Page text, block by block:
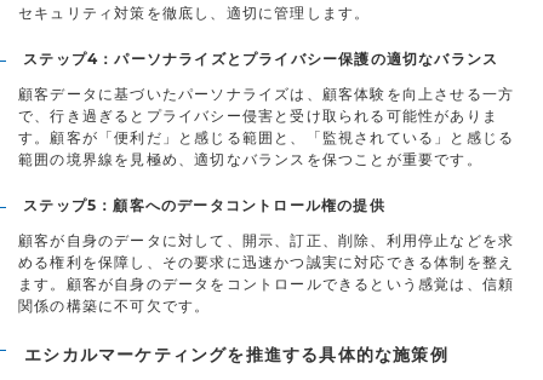
セキュリティ対策を徹底し、適切に管理します。
ステップ4：パーソナライズとプライバシー保護の適切なバランス
顧客データに基づいたパーソナライズは、顧客体験を向上させる一方
で、行き過ぎるとプライバシー侵害と受け取られる可能性がありま
す。顧客が「便利だ」と感じる範囲と、「監視されている」と感じる
範囲の境界線を見極め、適切なバランスを保つことが重要です。
ステップ5：顧客へのデータコントロール権の提供
顧客が自身のデータに対して、開示、訂正、削除、利用停止などを求
める権利を保障し、その要求に迅速かつ誠実に対応できる体制を整え
ます。顧客が自身のデータをコントロールできるという感覚は、信頼
関係の構築に不可欠です。
エシカルマーケティングを推進する具体的な施策例